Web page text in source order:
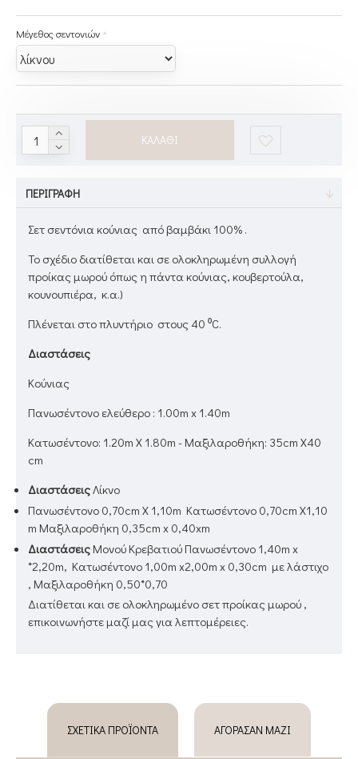
Μέγεθος σεντονιών
ΚΑΛΆΘΙ
ΠΕΡΙΓΡΑΦΉ
Σετ σεντόνια κούνιας από βαμβάκι 100% .
To σχέδιο διατίθεται και σε ολοκληρωμένη συλλογή
προίκας μωρού όπως η πάντα κούνιας, κουβερτούλα,
κουνουπιέρα, κ.α.)
Πλένεται στο πλυντήριο στους 40 ⁰C.
Διαστάσεις
Κούνιας
Πανωσέντονο ελεύθερο : 1.00m x 1.40m
Κατωσέντονο: 1.20m Χ 1.80m - Μαξιλαροθήκη: 35cm X40
cm
ΔιαστάσειςΛίκνο
Πανωσέντονο 0,70cm Χ 1,10m Κατωσέντονο 0,70cm Χ1,10
m Μαξιλαροθήκη 0,35cm x 0,40xm
Διαστάσεις Μονού Κρεβατιού Πανωσέντονο 1,40m x
*2,20m, Κατωσέντονο 1,00m x2,00m x 0,30cm με λάστιχο
, Μαξιλαροθήκη 0,50*0,70
Διατίθεται και σε ολοκληρωμένο σετ προίκας μωρού ,
επικοινωνήστε μαζί μας για λεπτομέρειες.
ΣΧΕΤΙΚΆ ΠΡΟΪΌΝΤΑ ΑΓΌΡΑΣΑΝ ΜΑΖΊ